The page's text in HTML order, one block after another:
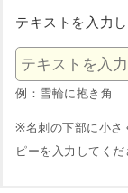
テキストを入力
例：雪輪に抱き角
※名刺の下部に小さ
ピーを入力してくだ